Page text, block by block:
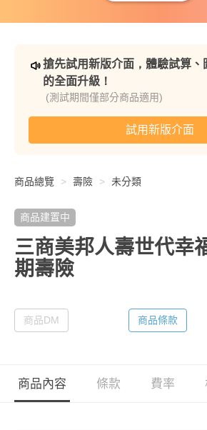
搶先試用新版介面，體驗試算、
的全面升級！
(測試期間僅部分商品適用)
試用新版介面
商品總覽 壽險 未分類
商品建置中
三商美邦人壽世代幸
期壽險
商品DM 商品條款
商品內容 條款 費率